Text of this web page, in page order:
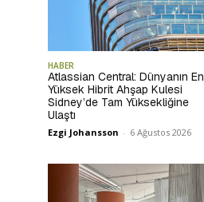
HABER
Atlassian Central: Dünyanın En
Yüksek Hibrit Ahşap Kulesi
Sidney’de Tam Yüksekliğine
Ulaştı
Ezgi Johansson - 6 Ağustos 2026